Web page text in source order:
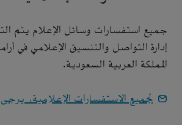
جميع استفسارات وسائل الإعلام يتم
إدارة التواصل والتنسيق الإعلامي في
المملكة العربية السعودية.
لجميع الاستفسارات الإعلامية،